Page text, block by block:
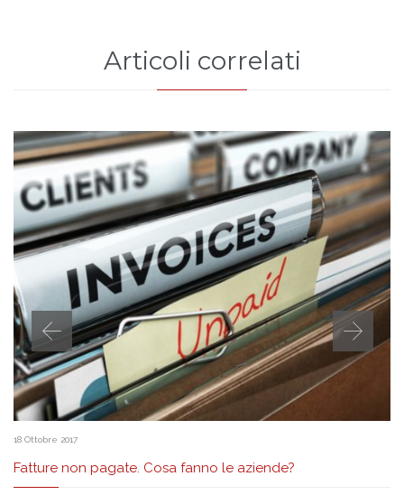
Articoli correlati
18 Ottobre 2017
Fatture non pagate. Cosa fanno le aziende?